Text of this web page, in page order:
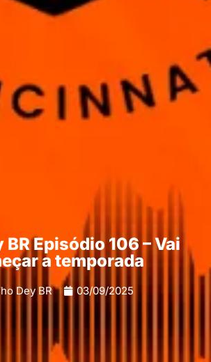
BR Episódio 106 – Vai
a temporada
Dey BR 03/09/2025